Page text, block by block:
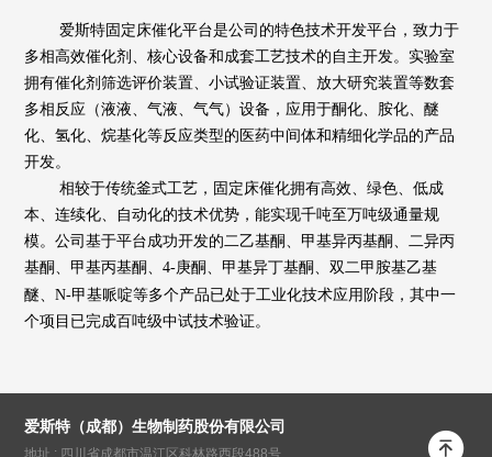
爱斯特固定床催化平台是公司的特色技术开发平台，致力于
多相高效催化剂 、核心设备和成套工艺技术的自主开发。实验室
拥有催化剂筛选评价装置、小试验证装置、放大研究装置等数套
多相反应（液液、气液、气气）设备，应用于酮化、胺化、醚
化、氢化、烷基化等反应类型的医药中间体和精细化学品的产品
开发。
相较于传统釜式工艺，固定床催化拥有高效、绿色、低成
本、连续化、自动化的技术优势，能实现千吨至万吨级通量规
模。公司基于平台成功开发的二乙基酮 、甲基异丙基酮、二异丙
基酮、 甲基丙基酮 、4-庚酮、甲基异丁基酮、双二甲胺基乙基
醚、N-甲基哌啶等多个产品已处于工业化技术应用阶段 ，其中一
个项目已完成百吨级中试技术验证。

爱斯特（成都）生物制药股份有限公司
地址 : 四川省成都市温江区科林路西段488号